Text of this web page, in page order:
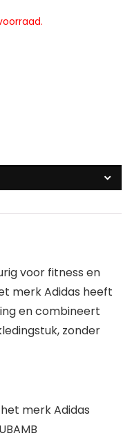
voor fitness en
merk Adidas heeft
en combineert
zonder
merk Adidas